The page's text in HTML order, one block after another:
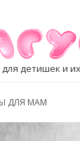
для детишек и
ДЛЯ МАМ